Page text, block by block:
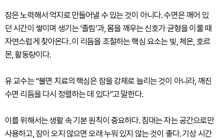
잠은 노력해서 억지로 만들어낼 수 있는 것이 아니다. 수면은 깨어 있
던 시간이 쌓이며 생기는 ‘졸림’과, 몸을 깨우는 신호가 균형을 이룰 때
자연스럽게 찾아온다. 이 리듬을 조절하는 핵심 요소는 빛, 체온, 호르
몬, 활동량이다.
유 교수는 “불면 치료의 핵심은 잠을 강제로 늘리는 것이 아니라, 깨진
수면 리듬을 다시 정렬하는 데 있다”고 말한다.
이를 위해서는 생활 속 기본 원칙이 중요하다. 침대는 자는 공간으로만
사용하고, 잠이 오지 않으면 오래 누워 있지 않는 것이 좋다. 기상 시간